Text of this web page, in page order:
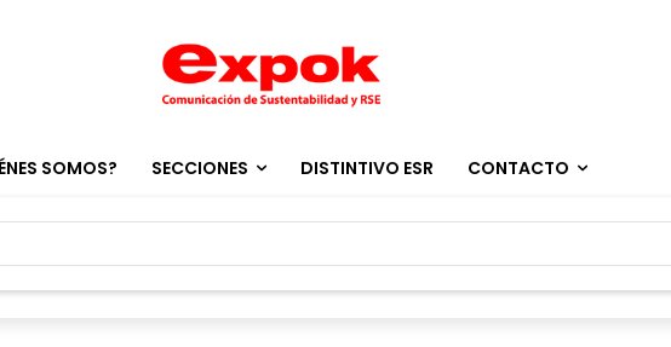
SOMOS? SECCIONES DISTINTIVO ESR CONTACTO